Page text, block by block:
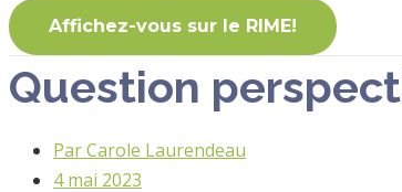
Affichez-vous sur le RIME!
Question
ParCarole Laurendeau
4 mai 2023